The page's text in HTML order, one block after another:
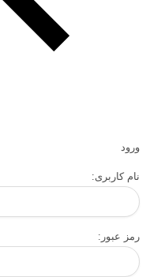
ورود
نام کاربری:
رمز عبور: